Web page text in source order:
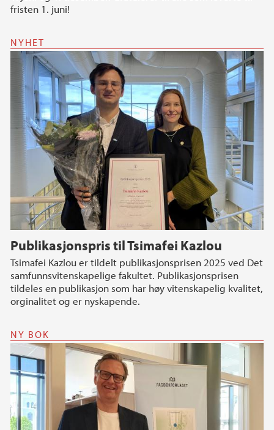
fristen 1. juni!
NYHET
Publikasjonspris til Tsimafei Kazlou
Tsimafei Kazlou er tildelt publikasjonsprisen 2025 ved Det
samfunnsvitenskapelige fakultet. Publikasjonsprisen
tildeles en publikasjon som har høy vitenskapelig kvalitet,
orginalitet og er nyskapende.
NY BOK